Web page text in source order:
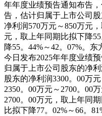
年年度业绩预告通知布告
告，估计归属于上市公司
净利润570万元～850万元
元，取上年同期比拟下降
降55。44%～42。07%。
今日发布2025年年度业绩
归属于上市公司股东的净
股东的净利润3300。00万
2350。00万元～2700。00
2700。00万元，取上年同
比拟下降77。02%～66。